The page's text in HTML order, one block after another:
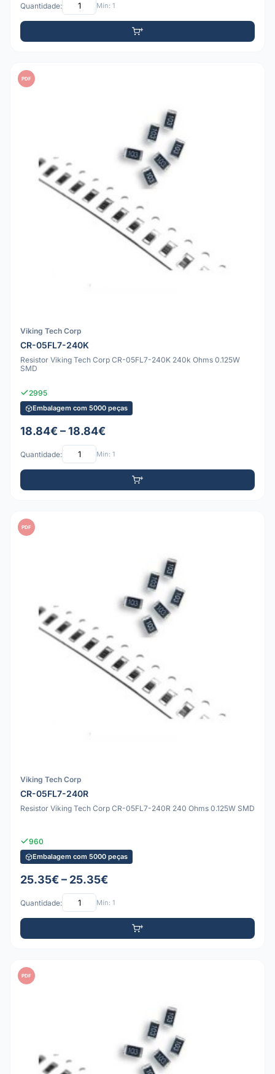
Quantidade: Mín: 1
PDF
Viking Tech Corp
CR-05FL7-240K
Resistor Viking Tech Corp CR-05FL7-240K 240k Ohms 0.125W
SMD
2995
Embalagem com 5000 peças
18.84€ – 18.84€
Quantidade: Mín: 1
PDF
Viking Tech Corp
CR-05FL7-240R
Resistor Viking Tech Corp CR-05FL7-240R 240 Ohms 0.125W SMD
960
Embalagem com 5000 peças
25.35€ – 25.35€
Quantidade: Mín: 1
PDF